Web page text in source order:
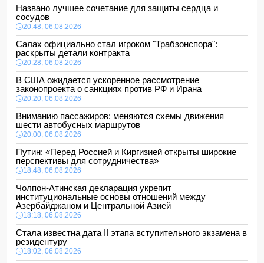
Названо лучшее сочетание для защиты сердца и
сосудов
20:48, 06.08.2026
Салах официально стал игроком "Трабзонспора":
раскрыты детали контракта
20:28, 06.08.2026
В США ожидается ускоренное рассмотрение
законопроекта о санкциях против РФ и Ирана
20:20, 06.08.2026
Вниманию пассажиров: меняются схемы движения
шести автобусных маршрутов
20:00, 06.08.2026
Путин: «Перед Россией и Киргизией открыты широкие
перспективы для сотрудничества»
18:48, 06.08.2026
Чолпон-Атинская декларация укрепит
институциональные основы отношений между
Азербайджаном и Центральной Азией
18:18, 06.08.2026
Стала известна дата II этапа вступительного экзамена в
резидентуру
18:02, 06.08.2026